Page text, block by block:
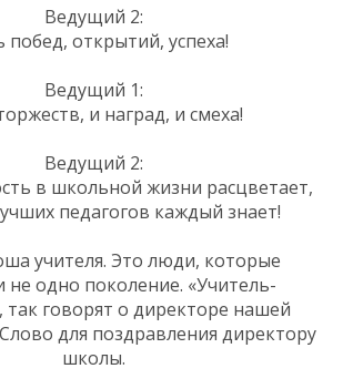
Ведущий 2:
побед, открытий, успеха!
Ведущий 1:
и наград, и смеха!
Ведущий 2:
в школьной жизни расцветает,
педагогов каждый знает!
учителя. Это люди, которые
не одно поколение. «Учитель-
так говорят о директоре нашей
для поздравления директору
школы.